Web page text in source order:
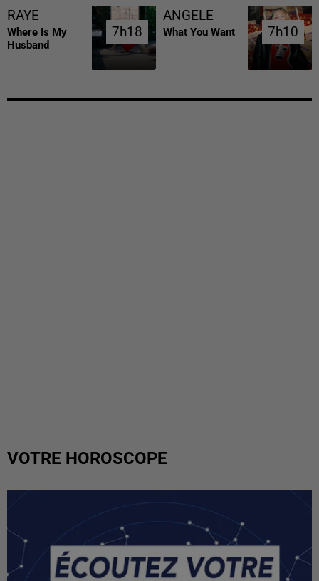
RAYE
Where Is My
Husband
7h18
7h18
ANGELE
What You Want 7h10
7h10
VOTRE HOROSCOPE